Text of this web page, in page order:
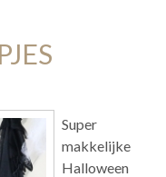
Super
makkelijke
Halloween